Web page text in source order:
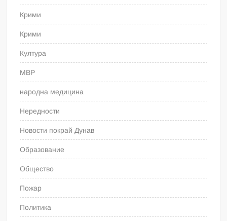
Крими
Крими
Култура
МВР
народна медицина
Нередности
Новости покрай Дунав
Образование
Общество
Пожар
Политика